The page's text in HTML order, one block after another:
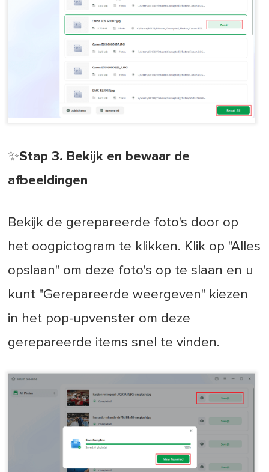
✨Stap 3. Bekijk en bewaar de
afbeeldingen
Bekijk de gerepareerde foto's door op
het oogpictogram te klikken. Klik op "Alles
opslaan" om deze foto's op te slaan en u
kunt "Gerepareerde weergeven" kiezen
in het pop-upvenster om deze
gerepareerde items snel te vinden.